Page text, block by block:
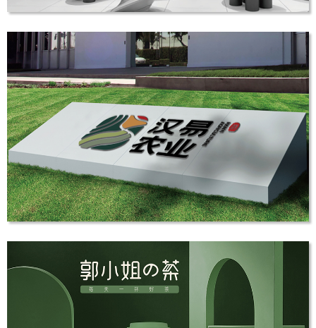
帝一舞蹈品牌VI设计
品牌VI设计